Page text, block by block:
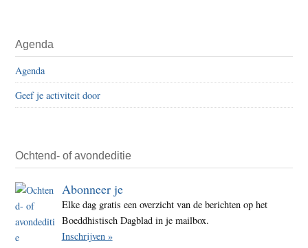
Agenda
Agenda
Geef je activiteit door
Ochtend- of avondeditie
Abonneer je
Elke dag gratis een overzicht van de berichten op het
Boeddhistisch Dagblad in je mailbox.
Inschrijven »